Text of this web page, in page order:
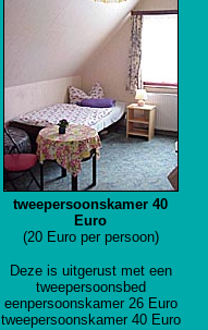
tweepersoonskamer 40
Euro
(20 Euro per persoon)
Deze is uitgerust met een
tweepersoonsbed
eenpersoonskamer 26 Euro
tweepersoonskamer 40 Euro